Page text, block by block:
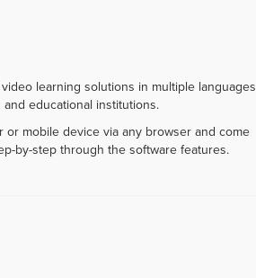
learning solutions in multiple languages
educational institutions.
mobile device via any browser and come
by-step through the software features.